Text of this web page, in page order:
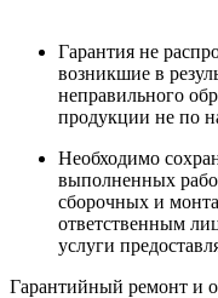
Гарантия не
возникшие в
неправильного
продукции не по
Необходимо
выполненных
сборочных и
ответственным
услуги
Гарантийный ремонт и